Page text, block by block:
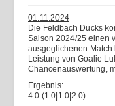
01.11.2024
Die Feldbach Ducks
Saison 2024/25 einen
ausgeglichenen Match
Leistung von Goalie
Chancenauswertung,
Ergebnis:
4:0 (1:0|1:0|2:0)